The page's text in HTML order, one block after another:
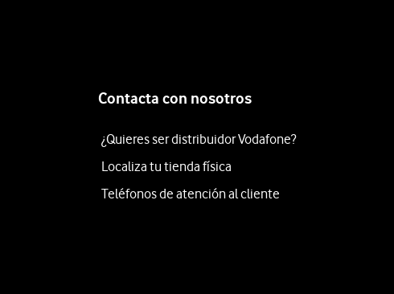
Contacta con nosotros
¿Quieres ser distribuidor Vodafone?
Localiza tu tienda física
Teléfonos de atención al cliente